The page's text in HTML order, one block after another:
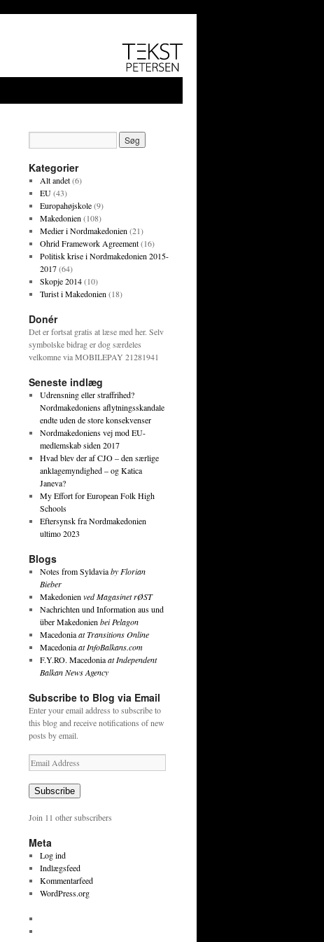
Kategorier
Alt andet(6)
EU(43)
Europahøjskole(9)
Makedonien (108)
Medier i Nordmakedonien (21)
Ohrid Framework Agreement(16)
Politisk krise i Nordmakedonien 2015-
2017(64)
Skopje 2014(10)
Turist i Makedonien (18)
Donér
Det er fortsat gratis at læse med her. Selv
symbolske bidrag er dog særdeles
velkomne via MOBILEPAY 21281941
Seneste indlæg
Udrensning eller straffrihed?
Nordmakedoniens aflytningsskandale
endte uden de store konsekvenser
Nordmakedoniens vej mod EU-
medlemskab siden 2017
Hvad blev der af CJO – den særlige
anklagemyndighed – og Katica
Janeva?
My Effort for European Folk High
Schools
Eftersynsk fra Nordmakedonien
ultimo 2023
Blogs
Notes from Syldaviaby Florian
Bieber
Makedonien ved Magasinet rØST
Nachrichten und Information aus und
über Makedonien bei Pelagon
Macedoniaat Transitions Online
Macedoniaat InfoBalkans.com
F.Y.RO. Macedoniaat Independent
Balkan News Agency
Subscribe to Blog via Email
Enter your email address to subscribe to
this blog and receive notifications of new
posts by email.
Email
Address
Subscribe
Join 11 other subscribers
Meta
Log ind
Indlægsfeed
Kommentarfeed
WordPress.org